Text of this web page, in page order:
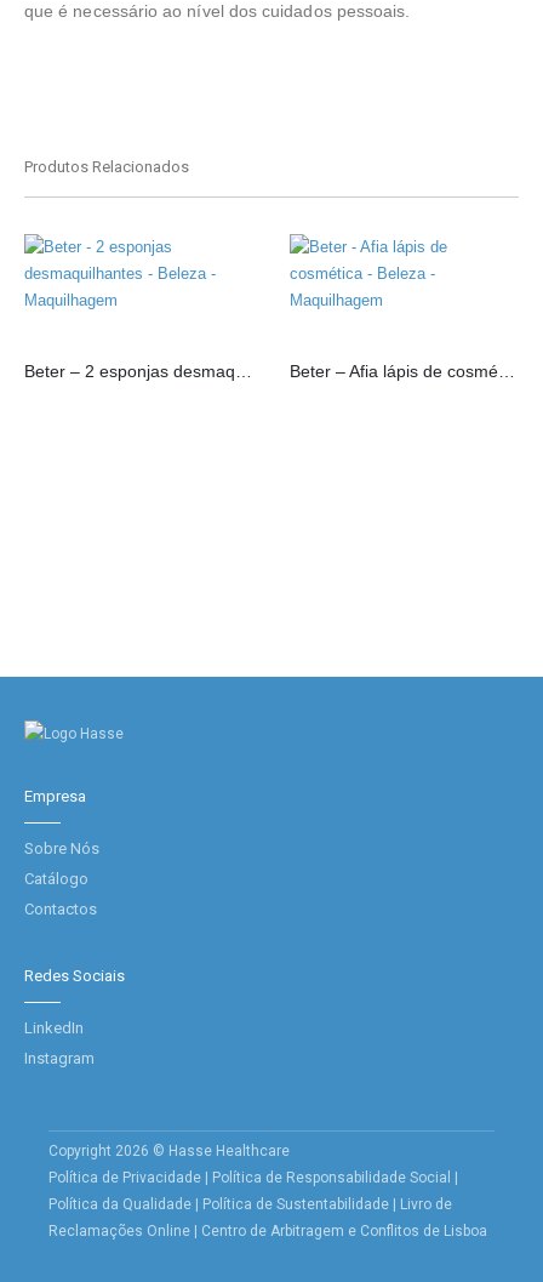
que é necessário ao nível dos cuidados pessoais.
Produtos Relacionados
Beter – 2 esponjas desmaquilhantes Beter – Afia lápis de cosmética
Empresa
Sobre Nós
Catálogo
Contactos
Redes Sociais
LinkedIn
Instagram
Copyright 2026 © Hasse Healthcare
Política de Privacidade | Política de Responsabilidade Social |
Política da Qualidade | Política de Sustentabilidade | Livro de
Reclamações Online | Centro de Arbitragem e Conflitos de Lisboa